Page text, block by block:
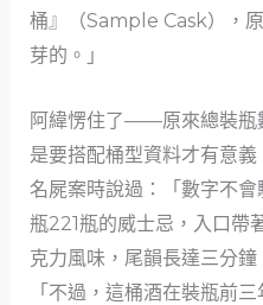
桶』（Sample Cask），
芽的。」
阿緯愣住了——原來總裝瓶
是要搭配桶型資料才有意
名屍案時說過：「數字不
瓶221瓶的威士忌，入口帶
克力風味，尾韻長達三分鐘
「不過，這桶酒在裝瓶前